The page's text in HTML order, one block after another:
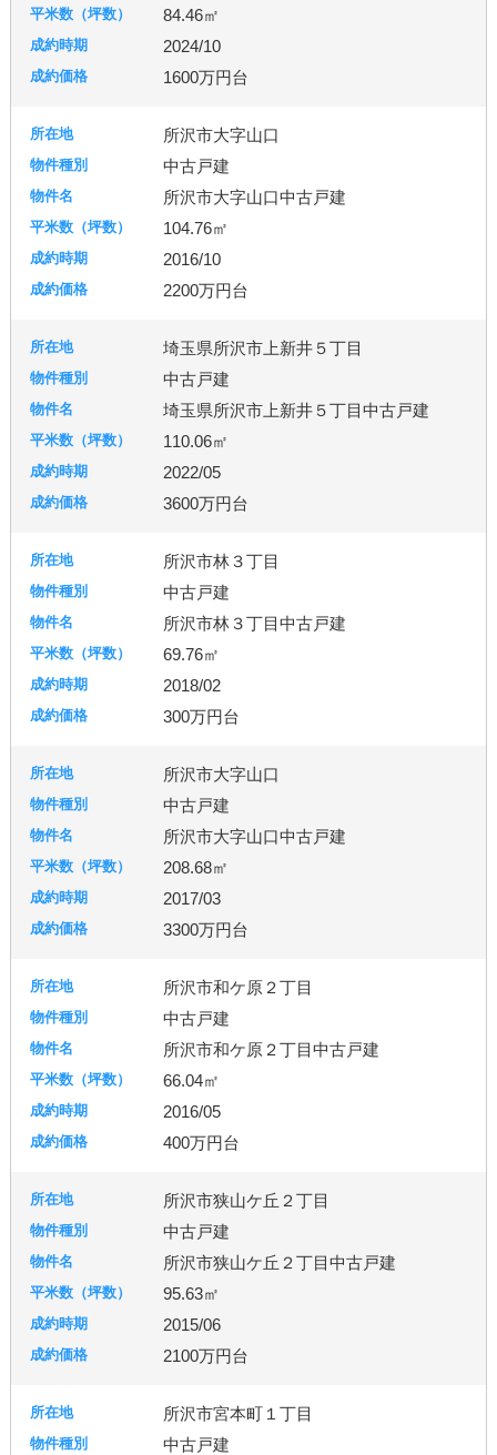
84.46㎡
2024/10
1600万円台
所沢市大字山口
中古戸建
所沢市大字山口中古戸建
104.76㎡
2016/10
2200万円台
埼玉県所沢市上新井５丁目
中古戸建
埼玉県所沢市上新井５丁目中古戸建
110.06㎡
2022/05
3600万円台
所沢市林３丁目
中古戸建
所沢市林３丁目中古戸建
69.76㎡
2018/02
300万円台
所沢市大字山口
中古戸建
所沢市大字山口中古戸建
208.68㎡
2017/03
3300万円台
所沢市和ケ原２丁目
中古戸建
所沢市和ケ原２丁目中古戸建
66.04㎡
2016/05
400万円台
所沢市狭山ケ丘２丁目
中古戸建
所沢市狭山ケ丘２丁目中古戸建
95.63㎡
2015/06
2100万円台
所沢市宮本町１丁目
中古戸建